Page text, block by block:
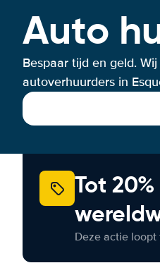
Auto
Bespaar tijd en geld.
autoverhuurders in
Tot
Deze actie loopt